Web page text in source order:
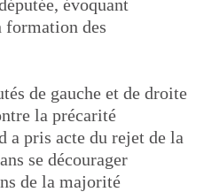
évoquant
formation des
de gauche et de droite
la précarité
a pris acte du rejet de la
se décourager
de la majorité